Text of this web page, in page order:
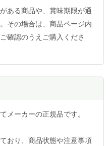
ある商品や、賞味期限が通
その場合は、商品ページ内
確認のうえご購入くださ
メーカーの正規品です。
おり、商品状態や注意事項